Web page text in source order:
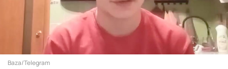
Baza/Telegram